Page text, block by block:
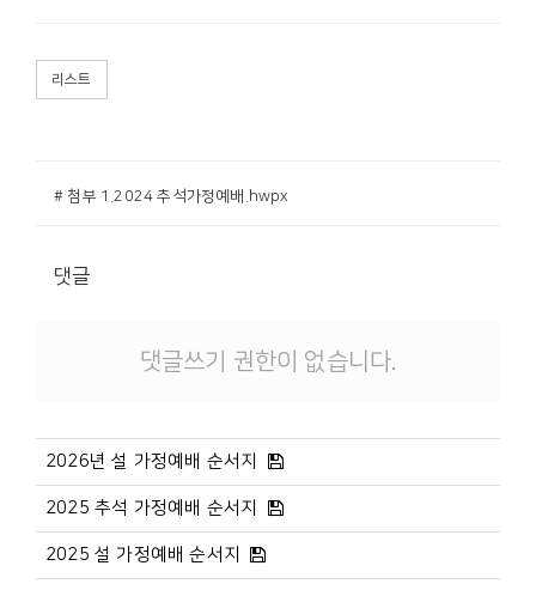
리스트
# 첨부 1.2024 추석가정예배.hwpx
댓글
댓글쓰기 권한이 없습니다.
2026년 설 가정예배 순서지
2025 추석 가정예배 순서지
2025 설 가정예배 순서지